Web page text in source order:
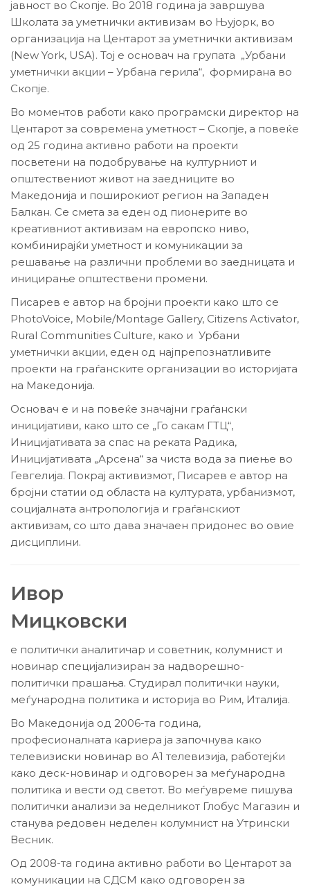
јавност во Скопје. Во 2018 година ја завршува
Школата за уметнички активизам во Њујорк, во
организација на Центарот за уметнички активизам
(New York, USA). Тој е основач на групата „Урбани
уметнички акции – Урбана герила“, формирана во
Скопје.
Во моментов работи како програмски директор на
Центарот за современа уметност – Скопје, а повеќе
од 25 година активно работи на проекти
посветени на подобрување на културниот и
општествениот живот на заедниците во
Македонија и поширокиот регион на Западен
Балкан. Се смета за еден од пионерите во
креативниот активизам на европско ниво,
комбинирајќи уметност и комуникации за
решавање на различни проблеми во заедницата и
иницирање општествени промени.
Писарев е автор на бројни проекти како што се
PhotoVoice, Mobile/Montage Gallery, Citizens Activator,
Rural Communities Culture, како и Урбани
уметнички акции, еден од најпрепознатливите
проекти на граѓанските организации во историјата
на Македонија.
Основач е и на повеќе значајни граѓански
иницијативи, како што се „Го сакам ГТЦ“,
Иницијативата за спас на реката Радика,
Иницијативата „Арсена“ за чиста вода за пиење во
Гевгелија. Покрај активизмот, Писарев е автор на
бројни статии од областа на културата, урбанизмот,
социјалната антропологија и граѓанскиот
активизам, со што дава значаен придонес во овие
дисциплини.
Ивор
Мицковски
е политички аналитичар и советник, колумнист и
новинар специјализиран за надворешно-
политички прашања. Студирал политички науки,
меѓународна политика и историја во Рим, Италија.
Во Македонија од 2006-та година,
професионалната кариера ја започнува како
телевизиски новинар во А1 телевизија, работејќи
како деск-новинар и одговорен за меѓународна
политика и вести од светот. Во меѓувреме пишува
политички анализи за неделникот Глобус Магазин и
станува редовен неделен колумнист на Утрински
Весник.
Од 2008-та година активно работи во Центарот за
комуникации на СДСМ како одговорен за